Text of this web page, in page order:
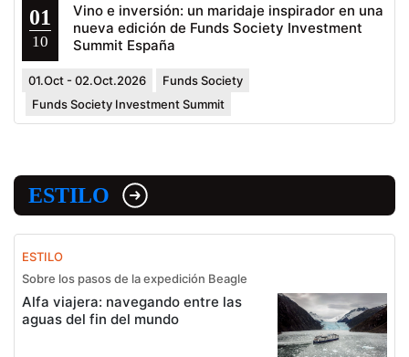
01
10
Vino e inversión: un maridaje inspirador en una
nueva edición de Funds Society Investment
Summit España
01.Oct - 02.Oct.2026
Funds Society
Funds Society Investment Summit
ESTILO
ESTILO
Sobre los pasos de la expedición Beagle
Alfa viajera: navegando entre las
aguas del fin del mundo